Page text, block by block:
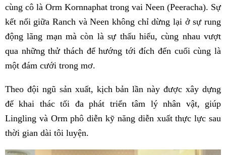
cùng cô là Orm Kornnaphat trong vai Neen (Peeracha). Sự
kết nối giữa Ranch và Neen không chỉ dừng lại ở sự rung
động lãng mạn mà còn là sự thấu hiểu, cùng nhau vượt
qua những thử thách để hướng tới đích đến cuối cùng là
một đám cưới trong mơ.
Theo đội ngũ sản xuất, kịch bản lần này được xây dựng
để khai thác tối đa phát triển tâm lý nhân vật, giúp
Lingling và Orm phô diễn kỹ năng diễn xuất thực lực sau
thời gian dài tôi luyện.